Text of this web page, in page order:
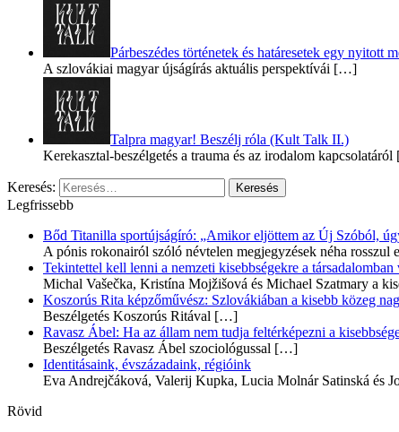
Párbeszédes történetek és határesetek egy nyitott
A szlovákiai magyar újságírás aktuális perspektívái […]
Talpra magyar! Beszélj róla (Kult Talk II.)
Kerekasztal-beszélgetés a trauma és az irodalom kapcsolatáról
Keresés:
Legfrissebb
Bőd Titanilla sportújságíró: „Amikor eljöttem az Új Szóból,
A pónis rokonairól szóló névtelen megjegyzések néha rosszul
Tekintettel kell lenni a nemzeti kisebbségekre a társadalomban
Michal Vašečka, Kristína Mojžišová és Michael Szatmary a
Koszorús Rita képzőművész: Szlovákiában a kisebb közeg
Beszélgetés Koszorús Ritával […]
Ravasz Ábel: Ha az állam nem tudja feltérképezni a
Beszélgetés Ravasz Ábel szociológussal […]
Identitásaink, évszázadaink, régióink
Eva Andrejčáková, Valerij Kupka, Lucia Molnár Satinská és
Rövid